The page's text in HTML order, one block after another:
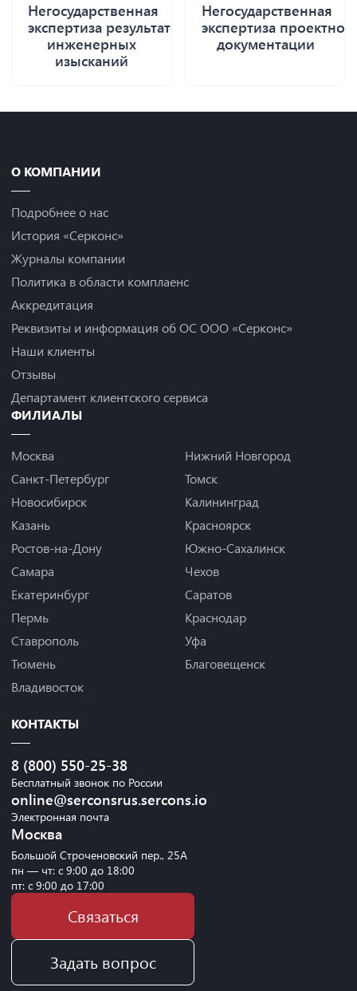
Негосударственная
экспертиза результатов
инженерных
изысканий
Негосударственная
экспертиза проектной
документации
О КОМПАНИИ
Подробнее о нас
История «Серконс»
Журналы компании
Политика в области комплаенс
Аккредитация
Реквизиты и информация об ОС ООО «Серконс»
Наши клиенты
Отзывы
Департамент клиентского сервиса
ФИЛИАЛЫ
Москва
Санкт-Петербург
Новосибирск
Казань
Ростов-на-Дону
Самара
Екатеринбург
Пермь
Ставрополь
Тюмень
Владивосток
Нижний Новгород
Томск
Калининград
Красноярск
Южно-Сахалинск
Чехов
Саратов
Краснодар
Уфа
Благовещенск
КОНТАКТЫ
8 (800) 550-25-38
Бесплатный звонок по России
online@serconsrus.sercons.io
Электронная почта
Москва
Большой Строченовский пер., 25А
пн — чт: с 9:00 до 18:00
пт: с 9:00 до 17:00
Связаться
Задать вопрос